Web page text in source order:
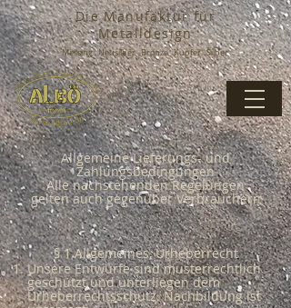
Die Manufaktur für
Metalldesign
Messing Neusilber Bronze Kupfer Silber
Allgemeine Lieferungs- und
Zahlungsbedingungen
Alle nachstehenden Regelungen
gelten auch gegenüber Verbrauchern
§ 1.Allgemeines, Urheberrecht
Unsere Entwürfe sind musterrechtlich
geschützt und unterliegen dem
Urheberrechtsschutz. Nachbildung ist